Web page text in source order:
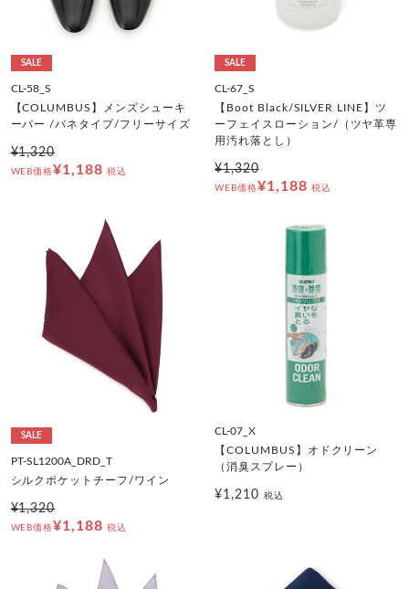
SALE
CL-58_S
【COLUMBUS】メンズシューキ
ーパー /バネタイプ/フリーサイズ
¥1,320
WEB価格¥1,188 税込
SALE
CL-67_S
【Boot Black/SILVER LINE】ツ
ーフェイスローション/（ツヤ革専
用汚れ落とし）
¥1,320
WEB価格¥1,188 税込
SALE
PT-SL1200A_DRD_T
シルクポケットチーフ/ワイン
¥1,320
WEB価格¥1,188 税込
CL-07_X
【COLUMBUS】オドクリーン
（消臭スプレー）
¥1,210 税込